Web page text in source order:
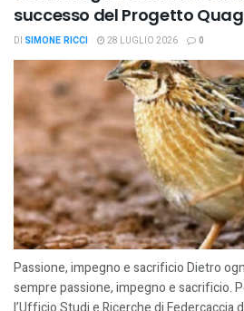
successo del Progetto
DI SIMONE RICCI 28 LUGLIO 2026 0
Passione, impegno e sacrificio Dietro
sempre passione, impegno e sacrificio.